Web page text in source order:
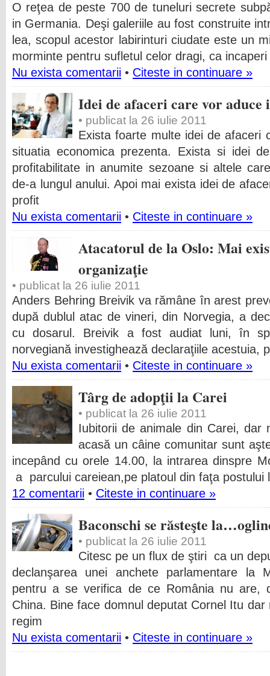
O reţea de peste 700 de tuneluri secrete
in Germania. Deşi galeriile au fost construite
lea, scopul acestor labirinturi ciudate este un
morminte pentru sufletul celor dragi, ca
Nu exista comentarii • Citeste in continuare »
Idei de afaceri care vor
• publicat la 26 iulie 2011
Exista foarte multe idei de afaceri
situatia economica prezenta. Exista si idei
profitabilitate in anumite sezoane si altele
de-a lungul anului. Apoi mai exista idei de
profit
Nu exista comentarii • Citeste in continuare »
Atacatorul de la Oslo: Mai
organizaţie
• publicat la 26 iulie 2011
Anders Behring Breivik va rămâne în arest
după dublul atac de vineri, din Norvegia, a
cu dosarul. Breivik a fost audiat luni, în
norvegiană investighează declaraţiile acestuia,
Nu exista comentarii • Citeste in continuare »
Târg de adopţii la Carei
• publicat la 26 iulie 2011
Iubitorii de animale din Carei, dar
acasă un câine comunitar sunt
incepând cu orele 14.00, la intrarea dinspre
a parcului careiean,pe platoul din faţa postului
12 comentarii • Citeste in continuare »
Baconschi se răsteşte
• publicat la 26 iulie 2011
Citesc pe un flux de ştiri ca un
declanşarea unei anchete parlamentare la
pentru a se verifica de ce România nu are,
China. Bine face domnul deputat Cornel Itu
regim
Nu exista comentarii • Citeste in continuare »